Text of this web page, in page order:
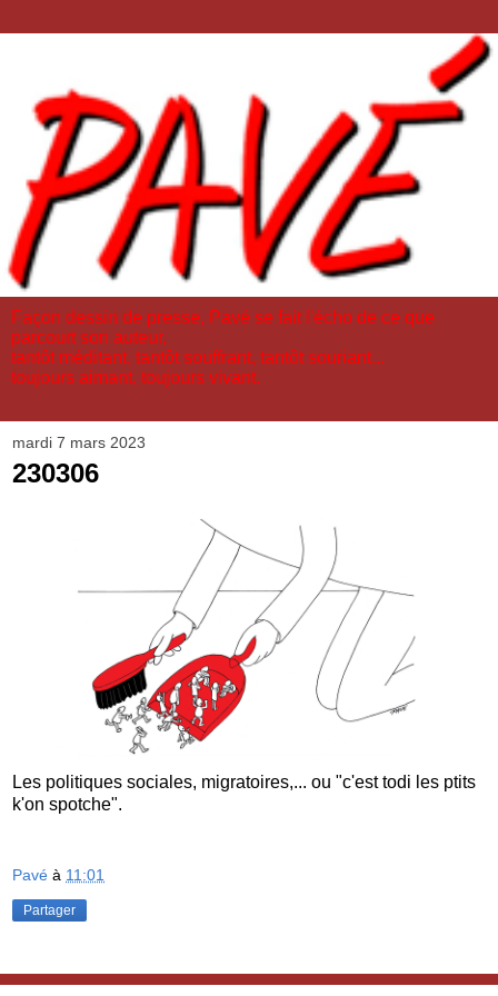
Façon dessin de presse, Pavé se fait l'écho de ce que
parcourt son auteur,
tantôt méditant, tantôt souffrant, tantôt souriant...
toujours aimant, toujours vivant.
mardi 7 mars 2023
230306
Les politiques sociales, migratoires,... ou "c'est todi les ptits
k'on spotche".
Pavé à 11:01
Partager